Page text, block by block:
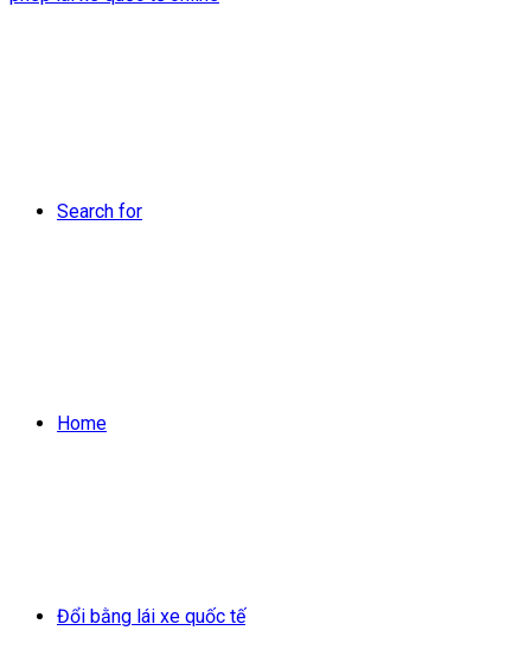
Search for
Home
Đổi bằng lái xe quốc tế